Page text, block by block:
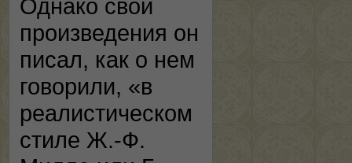
Однако свои
произведения он
писал, как о нем
говорили, «в
реалистическом
стиле Ж.-Ф.